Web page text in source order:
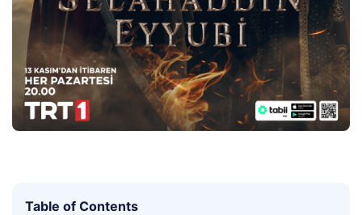
Table of Contents